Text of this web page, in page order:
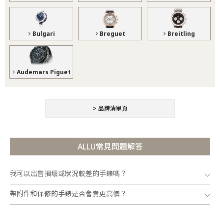
Bulgari Breguet Breitling
Audemars Piguet
> 品牌清單頁
ALLU常見問題解答
我可以出售損壞或狀況較差的手錶嗎？
帶附件和保修的手錶是否會賣更高價？